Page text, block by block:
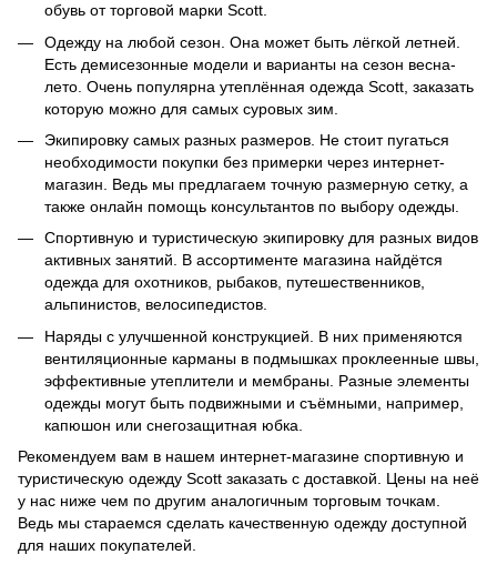
обувь от торговой марки Scott.
Одежду на любой сезон. Она может быть лёгкой летней.
Есть демисезонные модели и варианты на сезон весна-
лето. Очень популярна утеплённая одежда Scott, заказать
которую можно для самых суровых зим.
Экипировку самых разных размеров. Не стоит пугаться
необходимости покупки без примерки через интернет-
магазин. Ведь мы предлагаем точную размерную сетку, а
также онлайн помощь консультантов по выбору одежды.
Спортивную и туристическую экипировку для разных видов
активных занятий. В ассортименте магазина найдётся
одежда для охотников, рыбаков, путешественников,
альпинистов, велосипедистов.
Наряды с улучшенной конструкцией. В них применяются
вентиляционные карманы в подмышках проклеенные швы,
эффективные утеплители и мембраны. Разные элементы
одежды могут быть подвижными и съёмными, например,
капюшон или снегозащитная юбка.
Рекомендуем вам в нашем интернет-магазине спортивную и
туристическую одежду Scott заказать с доставкой. Цены на неё
у нас ниже чем по другим аналогичным торговым точкам.
Ведь мы стараемся сделать качественную одежду доступной
для наших покупателей.